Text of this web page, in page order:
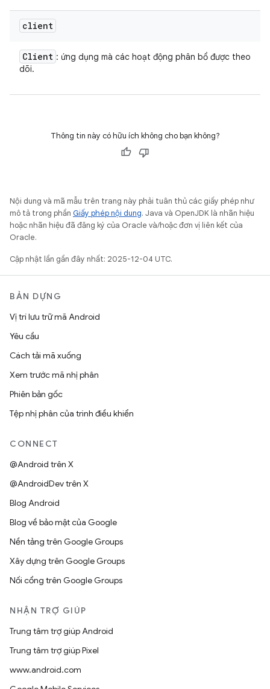
client
Client : ứng dụng mà các hoạt động phân bổ được theo
dõi.
Thông tin này có hữu ích không cho bạn không?
Nội dung và mã mẫu trên trang này phải tuân thủ các giấy phép như
mô tả trong phần Giấy phép nội dung. Java và OpenJDK là nhãn hiệu
hoặc nhãn hiệu đã đăng ký của Oracle và/hoặc đơn vị liên kết của
Oracle.
Cập nhật lần gần đây nhất: 2025-12-04 UTC.
BẢN DỰNG
Vị trí lưu trữ mã Android
Yêu cầu
Cách tải mã xuống
Xem trước mã nhị phân
Phiên bản gốc
Tệp nhị phân của trình điều khiển
CONNECT
@Android trên X
@AndroidDev trên X
Blog Android
Blog về bảo mật của Google
Nền tảng trên Google Groups
Xây dựng trên Google Groups
Nối cổng trên Google Groups
NHẬN TRỢ GIÚP
Trung tâm trợ giúp Android
Trung tâm trợ giúp Pixel
www.android.com